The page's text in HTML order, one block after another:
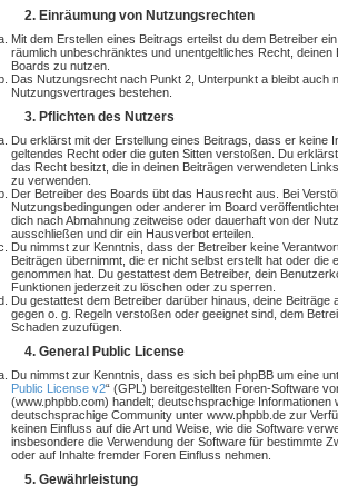
2. Einräumung von Nutzungsrechten
Mit dem Erstellen eines Beitrags erteilst du dem Betreiber
räumlich unbeschränktes und unentgeltliches Recht, deinen
Boards zu nutzen.
Das Nutzungsrecht nach Punkt 2, Unterpunkt a bleibt auch
Nutzungsvertrages bestehen.
3. Pflichten des Nutzers
Du erklärst mit der Erstellung eines Beitrags, dass er keine
geltendes Recht oder die guten Sitten verstoßen. Du
das Recht besitzt, die in deinen Beiträgen verwendeten
zu verwenden.
Der Betreiber des Boards übt das Hausrecht aus. Bei
Nutzungsbedingungen oder anderer im Board
dich nach Abmahnung zeitweise oder dauerhaft von der
ausschließen und dir ein Hausverbot erteilen.
Du nimmst zur Kenntnis, dass der Betreiber keine
Beiträgen übernimmt, die er nicht selbst erstellt hat oder die
genommen hat. Du gestattest dem Betreiber, dein
Funktionen jederzeit zu löschen oder zu sperren.
Du gestattest dem Betreiber darüber hinaus, deine Beiträge
gegen o. g. Regeln verstoßen oder geeignet sind, dem
Schaden zuzufügen.
4. General Public License
Du nimmst zur Kenntnis, dass es sich bei phpBB um eine
Public License v2“ (GPL) bereitgestellten Foren-Software
(www.phpbb.com) handelt; deutschsprachige Informationen
deutschsprachige Community unter www.phpbb.de zur
keinen Einfluss auf die Art und Weise, wie die Software
insbesondere die Verwendung der Software für bestimmte
oder auf Inhalte fremder Foren Einfluss nehmen.
5. Gewährleistung